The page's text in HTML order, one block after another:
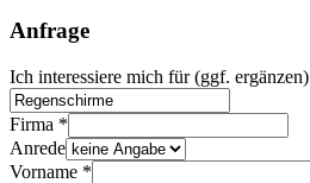
Anfrage
Ich interessiere mich für (ggf. ergänzen)
ergänzen)
Ort
Straße
Firma *
Anrede
Vorname *